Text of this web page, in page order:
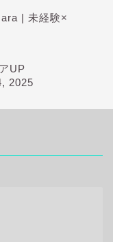
| 未経験×
UP
2025